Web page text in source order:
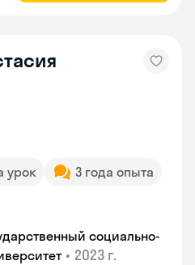
урок
3 года опыта
социально-
• 2023 г.